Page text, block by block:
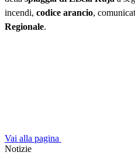
incendi, codice arancio,
Regionale.
Vai alla pagina
Notizie